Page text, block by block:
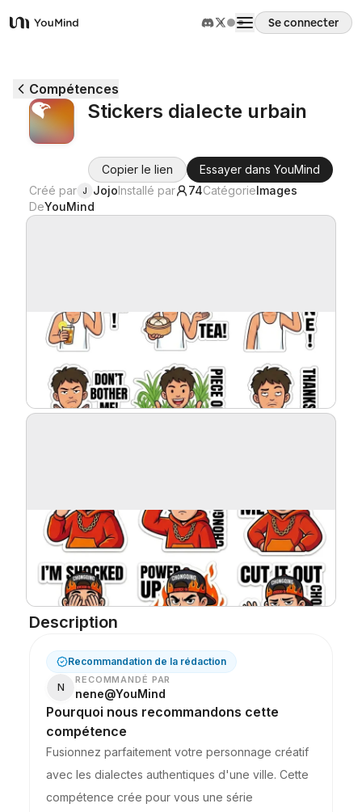
YouMind
Se connecter
Cas d'usage
Compétences
Télécharger
Compétences
Stickers dialecte urbain
Copier le lien
Essayer dans YouMind
Créé par
J JojoInstallé par 74CatégorieImages
DeYouMind
Description
Recommandation de la rédaction
N
RECOMMANDÉ PAR
nene@YouMind
Pourquoi nous recommandons cette
compétence
Fusionnez parfaitement votre personnage créatif
avec les dialectes authentiques d'une ville. Cette
compétence crée pour vous une série